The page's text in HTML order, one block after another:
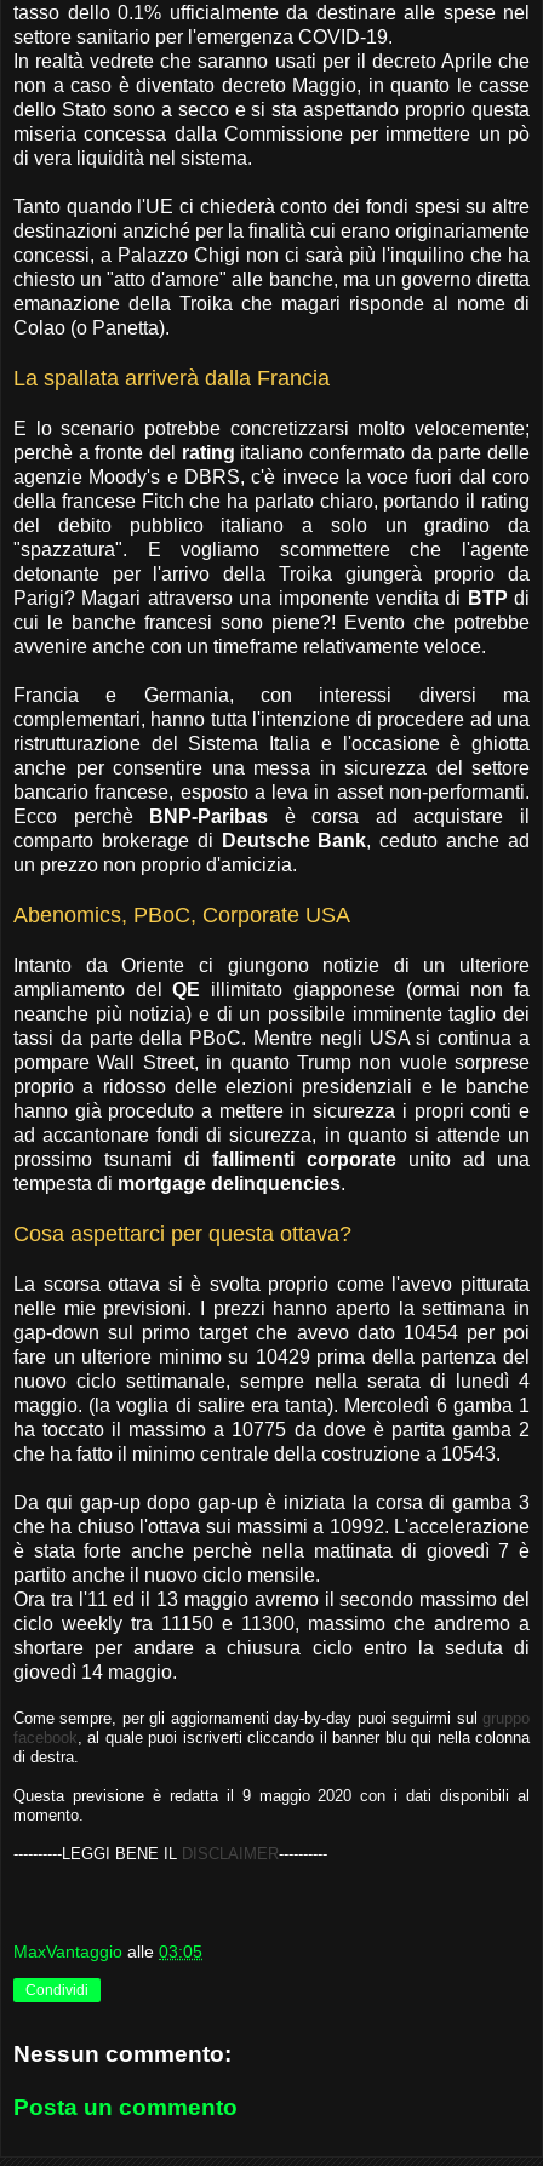
tasso dello 0.1% ufficialmente da destinare alle spese nel
settore sanitario per l'emergenza COVID-19.
In realtà vedrete che saranno usati per il decreto Aprile che
non a caso è diventato decreto Maggio, in quanto le casse
dello Stato sono a secco e si sta aspettando proprio questa
miseria concessa dalla Commissione per immettere un pò
di vera liquidità nel sistema.
Tanto quando l'UE ci chiederà conto dei fondi spesi su altre
destinazioni anziché per la finalità cui erano originariamente
concessi, a Palazzo Chigi non ci sarà più l'inquilino che ha
chiesto un "atto d'amore" alle banche, ma un governo diretta
emanazione della Troika che magari risponde al nome di
Colao (o Panetta).
La spallata arriverà dalla Francia
E lo scenario potrebbe concretizzarsi molto velocemente;
perchè a fronte del rating italiano confermato da parte delle
agenzie Moody's e DBRS, c'è invece la voce fuori dal coro
della francese Fitch che ha parlato chiaro, portando il rating
del debito pubblico italiano a solo un gradino da
"spazzatura". E vogliamo scommettere che l'agente
detonante per l'arrivo della Troika giungerà proprio da
Parigi? Magari attraverso una imponente vendita di BTP di
cui le banche francesi sono piene?! Evento che potrebbe
avvenire anche con un timeframe relativamente veloce.
Francia e Germania, con interessi diversi ma
complementari, hanno tutta l'intenzione di procedere ad una
ristrutturazione del Sistema Italia e l'occasione è ghiotta
anche per consentire una messa in sicurezza del settore
bancario francese, esposto a leva in asset non-performanti.
Ecco perchè
BNP-Paribas è corsa ad acquistare il
comparto brokerage di
Deutsche Bank, ceduto anche ad
un prezzo non proprio d'amicizia.
Abenomics, PBoC, Corporate USA
Intanto da Oriente ci giungono notizie di un ulteriore
ampliamento delQE illimitato giapponese (ormai non fa
neanche più notizia) e di un possibile imminente taglio dei
tassi da parte della PBoC. Mentre negli USA si continua a
pompare Wall Street, in quanto Trump non vuole sorprese
proprio a ridosso delle elezioni presidenziali e le banche
hanno già proceduto a mettere in sicurezza i propri conti e
ad accantonare fondi di sicurezza, in quanto si attende un
prossimo tsunami di fallimenti corporate unito ad una
tempesta di mortgage delinquencies.
Cosa aspettarci per questa ottava?
La scorsa ottava si è svolta proprio come l'avevo pitturata
nelle mie previsioni. I prezzi hanno aperto la settimana in
gap-down sul primo target che avevo dato 10454 per poi
fare un ulteriore minimo su 10429 prima della partenza del
nuovo ciclo settimanale, sempre nella serata di lunedì 4
maggio. (la voglia di salire era tanta). Mercoledì 6 gamba 1
ha toccato il massimo a 10775 da dove è partita gamba 2
che ha fatto il minimo centrale della costruzione a 10543.
Da qui gap-up dopo gap-up è iniziata la corsa di gamba 3
che ha chiuso l'ottava sui massimi a 10992. L'accelerazione
è stata forte anche perchè nella mattinata di giovedì 7 è
partito anche il nuovo ciclo mensile.
Ora tra l'11 ed il 13 maggio avremo il secondo massimo del
ciclo weekly tra 11150 e 11300, massimo che andremo a
shortare per andare a chiusura ciclo entro la seduta di
giovedì 14 maggio.
Come sempre, per gli aggiornamenti day-by-day puoi seguirmi sul gruppo
facebook , al quale puoi iscriverti cliccando il banner blu qui nella colonna
di destra.
Questa previsione è redatta il 9 maggio 2020 con i dati disponibili al
momento.
----------LEGGI BENE IL DISCLAIMER----------
MaxVantaggio alle 03:05
Condividi
Nessun commento:
Posta un commento